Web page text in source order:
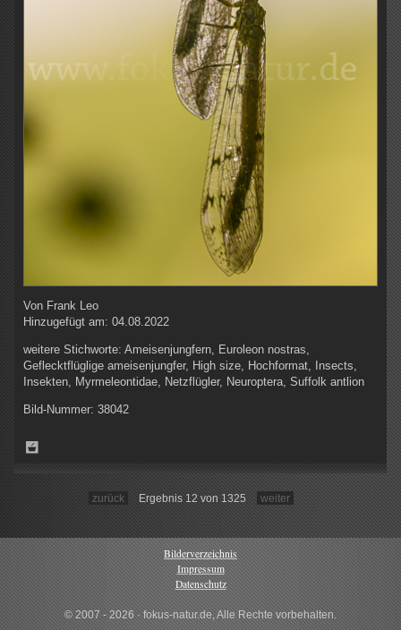
Von Frank Leo
Hinzugefügt am: 04.08.2022
weitere Stichworte: Ameisenjungfern, Euroleon nostras,
Geflecktflüglige ameisenjungfer, High size, Hochformat, Insects,
Insekten, Myrmeleontidae, Netzflügler, Neuroptera, Suffolk antlion
Bild-Nummer: 38042
zurück Ergebnis 12 von 1325 weiter
Bilderverzeichnis
Impressum
Datenschutz
© 2007 - 2026 · fokus-natur.de, Alle Rechte vorbehalten.